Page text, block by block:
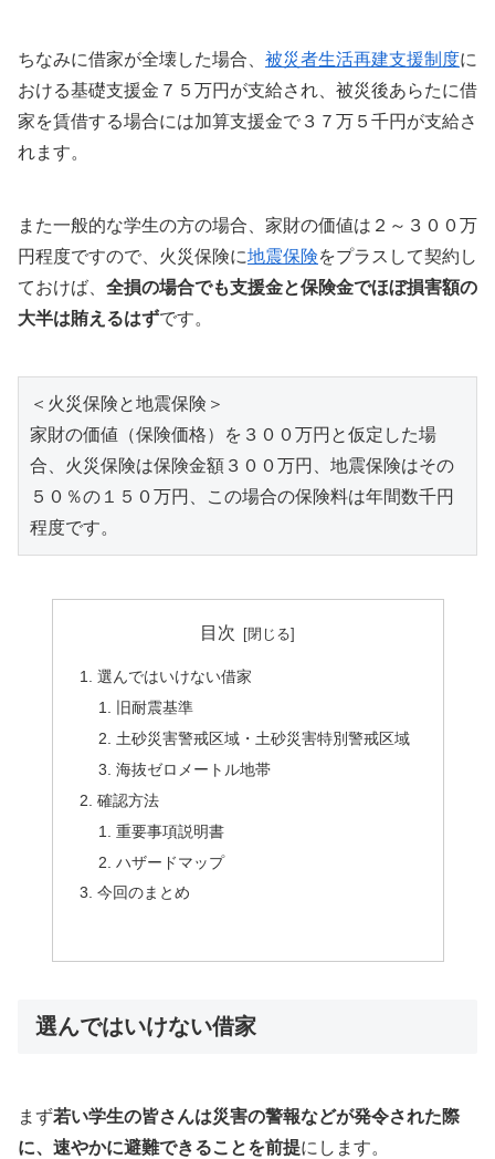
ちなみに借家が全壊した場合、 被災者生活再建支援制度に
おける基礎支援金７５万円が支給され、被災後あらたに借
家を賃借する場合には加算支援金で３７万５千円が支給さ
れます。
また一般的な学生の方の場合、家財の価値は２～３００万
円程度ですので、火災保険に地震保険をプラスして契約し
ておけば、 全損の場合でも支援金と保険金でほぼ損害額の
大半は賄えるはずです。
＜火災保険と地震保険＞
家財の価値（保険価格）を３００万円と仮定した場
合、火災保険は保険金額３００万円、地震保険はその
５０％の１５０万円、この場合の保険料は年間数千円
程度です。
目次
選んではいけない借家
旧耐震基準
土砂災害警戒区域・土砂災害特別警戒区域
海抜ゼロメートル地帯
確認方法
重要事項説明書
ハザードマップ
今回のまとめ
選んではいけない借家
まず若い学生の皆さんは災害の警報などが発令された際
に、速やかに避難できることを前提にします。